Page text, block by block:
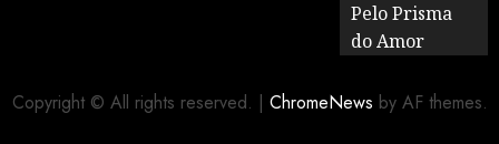
Pelo Prisma
do Amor
Copyright © All rights reserved. | ChromeNews by AF themes.